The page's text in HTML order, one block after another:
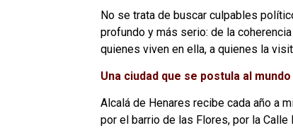
No se trata de buscar culpables
profundo y más serio: de la
quienes viven en ella, a quienes la
Una ciudad que se postula al
Alcalá de Henares recibe cada año a
por el barrio de las Flores, por la